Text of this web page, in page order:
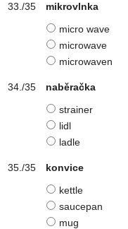
mikrovlnka
micro wave
microwave
microwaven
naběračka
strainer
lidl
ladle
konvice
kettle
saucepan
mug